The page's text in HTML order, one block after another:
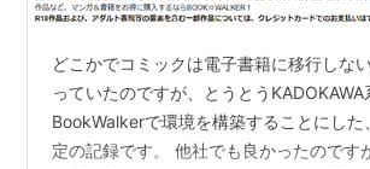
どこかでコミックは電子書籍に移行しな
っていたのですが、とうとうKADOKAWA
BookWalkerで環境を構築することにした
定の記録です。 他社でも良かったのです